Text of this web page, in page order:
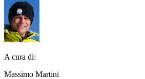
A cura di:
Massimo Martini